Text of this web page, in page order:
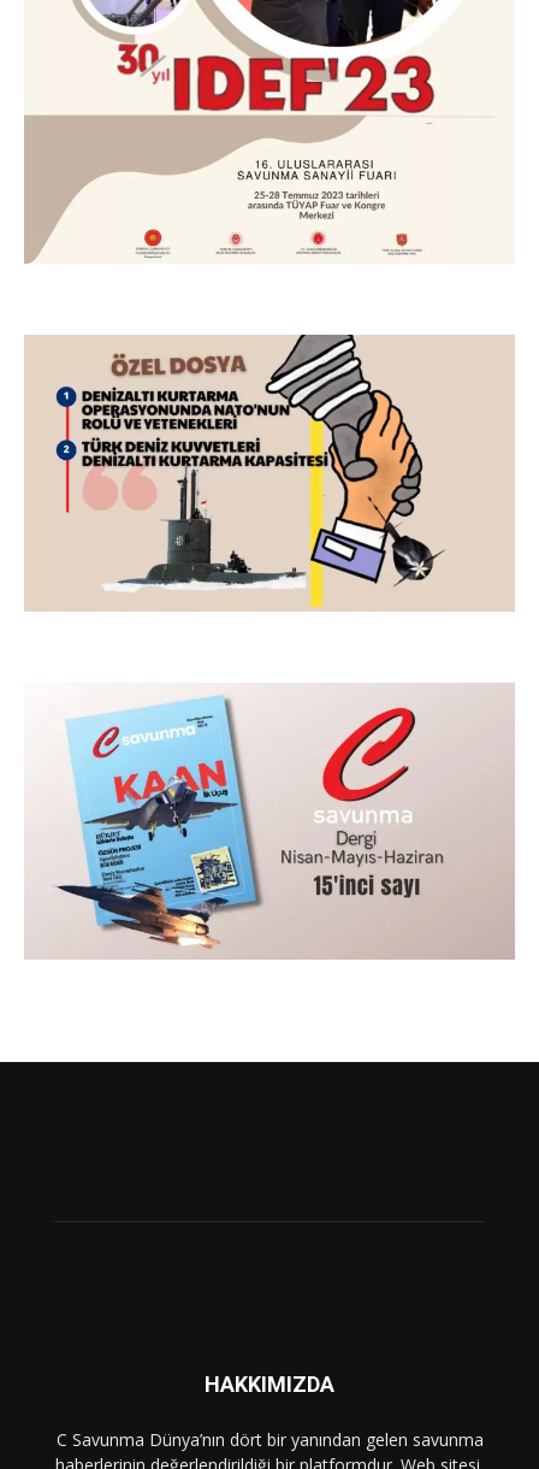
HAKKIMIZDA
C Savunma Dünya’nın dört bir yanından gelen savunma
haberlerinin değerlendirildiği bir platformdur. Web sitesi,